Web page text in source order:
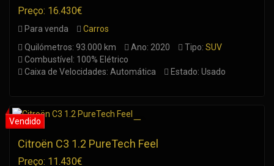
Preço: 16.430€
Para venda
Carros
Quilómetros: 93.000 km
Ano: 2020 Tipo: SUV
Combustível: 100% Elétrico
Caixa de Velocidades: Automática
Estado: Usado
Citroën C3 1.2 PureTech Feel
Preço: 11.430€